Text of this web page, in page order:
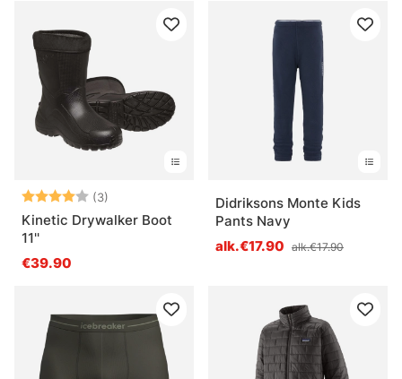
Arvio: (3)
4.0 5:sta tähdestä
Kinetic Drywalker Boot
11''
€39.90
Didriksons Monte Kids
Pants Navy
alk.€17.90 alk.€17.90